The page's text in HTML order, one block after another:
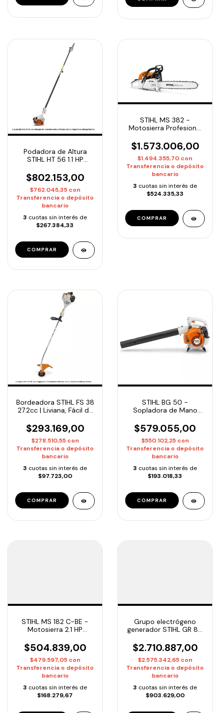
Podadora de Altura
STIHL HT 56 1.1 HP
Entrega Inmediata
$802.153,00
$762.045,35 con
Transferencia o depósito
bancario
3 cuotas sin interés de
$267.384,33
STIHL MS 382 -
Motosierra Profesional
Entrega Inmediata
$1.573.006,00
$1.494.355,70 con
Transferencia o depósito
bancario
3 cuotas sin interés de
$524.335,33
Bordeadora STIHL FS 38
27.2cc | Liviana, Fácil de
$293.169,00
$278.510,55 con
Transferencia o depósito
bancario
3 cuotas sin interés de
$97.723,00
STIHL BG 50 -
Sopladora de Mano
Entrega Inmediata
$579.055,00
$550.102,25 con
Transferencia o depósito
bancario
3 cuotas sin interés de
$193.018,33
STIHL MS 182 C-BE -
Motosierra 2.1 HP
Inmediata
$504.839,00
$479.597,05 con
Transferencia o depósito
bancario
3 cuotas sin interés de
$168.279,67
Grupo electrógeno
generador STIHL GR 80
$2.710.887,00
$2.575.342,65 con
Transferencia o depósito
bancario
3 cuotas sin interés de
$903.629,00